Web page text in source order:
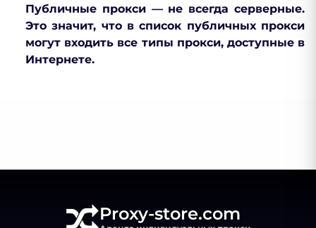
Публичные прокси — не всегда серверные.
Это значит, что в список публичных прокси
могут входить все типы прокси, доступные в
Интернете.
Proxy-store.com